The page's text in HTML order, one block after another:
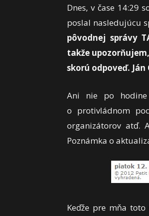
Dnes, v čase 14:29
poslal nasledujúcu
pôvodnej správy
takže
skorú odpoveď. Ján
Ani nie po hodine
o protivládnom
organizátorov atď.
Poznámka o
Keďže pre mňa